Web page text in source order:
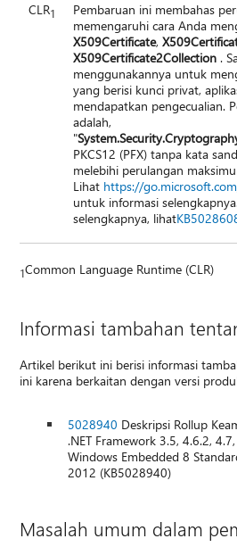
CLR1
Pembaruan ini membahas
memengaruhi cara Anda
X509Certificate,
X509Certificate2Collection .
menggunakannya untuk
yang berisi kunci privat,
mendapatkan pengecualian.
adalah,
"
PKCS12 (PFX) tanpa kata
melebihi perulangan
Lihat https://
untuk informasi
selengkapnya, lihat
1Common Language Runtime (CLR)
Informasi tambahan
Artikel berikut ini berisi informasi
ini karena berkaitan dengan versi
5028940 Deskripsi Rollup
.NET Framework 3.5, 4.6.2,
Windows Embedded 8
2012 (KB5028940)
Masalah umum dalam